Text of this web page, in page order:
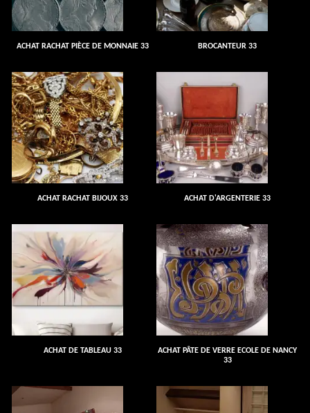
ACHAT RACHAT PIÈCE DE MONNAIE 33 BROCANTEUR 33
ACHAT RACHAT BIJOUX 33 ACHAT D'ARGENTERIE 33
ACHAT DE TABLEAU 33
ACHAT PÂTE DE VERRE ECOLE DE NANCY
33